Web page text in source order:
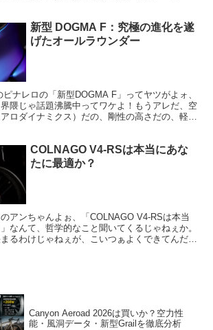
新型 DOGMA F：究極の進化を遂
げたオールラウンダー
ナレロの「新型DOGMA F」ってヤツがよォ、
隈じゃ話題沸騰中ってワケよ！もうアレだ、空
ロダイナミクス）だの、剛性の高さだの、軽さ
COLNAGO V4-RSは本当にあな
たに最適か？
アンちゃんよぉ、「COLNAGO V4-RSは本当
なんて、哲学的なこと聞いてくるじゃねぇか。
るわけじゃねぇが、こいつぁよくできてんだよ
Canyon Aeroad 2026は買いか？空力性
能・風洞データ・新型Grailを徹底分析